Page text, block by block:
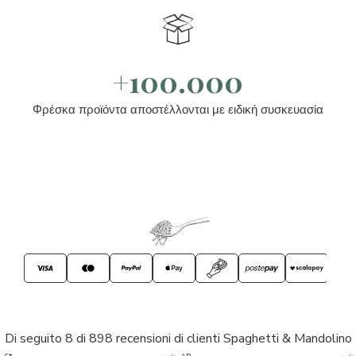
+100.000
Φρέσκα προϊόντα αποστέλλονται με ειδική συσκευασία
Di seguito 8 di 898 recensioni di clienti Spaghetti & Mandolino